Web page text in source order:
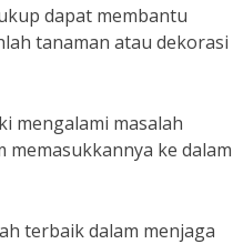
dapat membantu
tanaman atau dekorasi
mengalami masalah
ke dalam
terbaik dalam menjaga